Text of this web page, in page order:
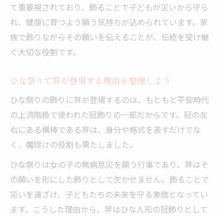
て重要視されており、飾ることで子どもが災いから守ら
れ、健康に育つよう願う気持ちが込められています。家
族で飾りながらその願いを伝えることが、伝統を受け継
ぐ大切な役割です。
ひな祭りで笄が登場する理由を整理しよう
ひな祭りの飾りに笄が登場するのは、もともと平安時代
の上流階級で使われた冠飾りの一部だからです。冠の左
右にある横棒である笄は、身分や格式を表すだけでな
く、魔除けの役割も果たしました。
ひな祭りは女の子の無病息災を願う行事であり、笄はそ
の願いを形にした飾りとして欠かせません。飾ることで
災いを遠ざけ、子どもたちの未来を守る象徴となってい
ます。こうした理由から、笄はひな人形の冠飾りとして